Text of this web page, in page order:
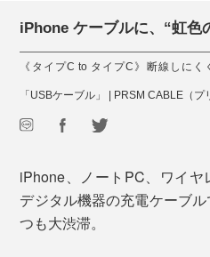
iPhone ケーブルに、“虹色
《タイプC to タイプC》断線しに
「USBケーブル」 | PRSM CABLE（プ
iPhone、ノートPC、ワイ
デジタル機器の充電ケーブ
つも大渋滞。